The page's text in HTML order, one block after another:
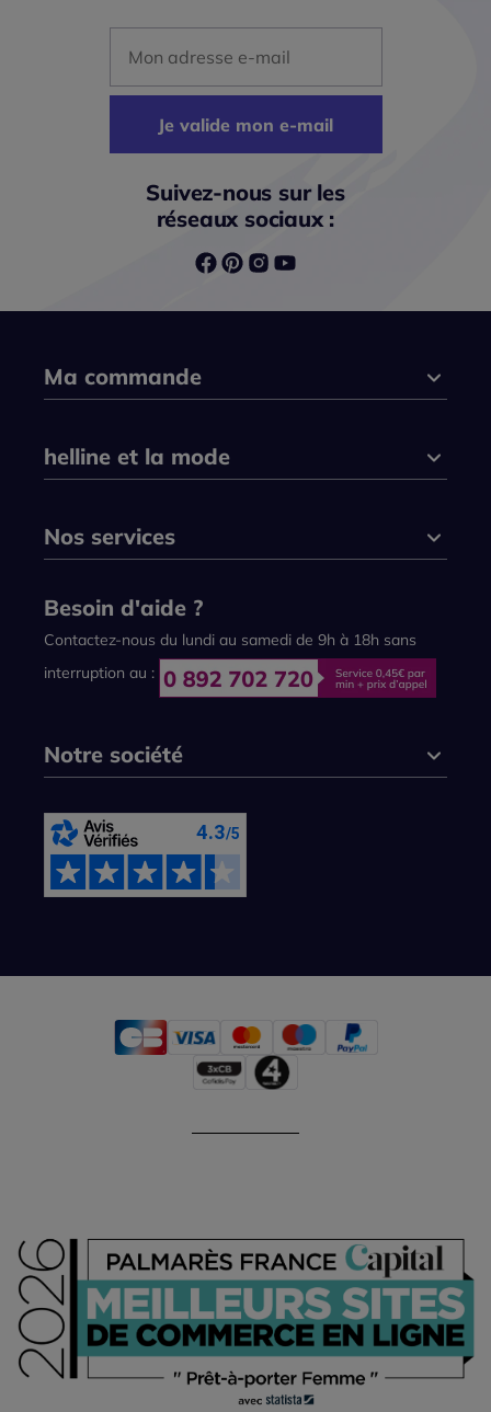
Je valide mon e-mail
Suivez-nous sur les
réseaux sociaux :
Ma commande
helline et la mode
Nos services
Besoin d'aide ?
Contactez-nous du lundi au samedi de 9h à 18h sans
interruption au :
Notre société